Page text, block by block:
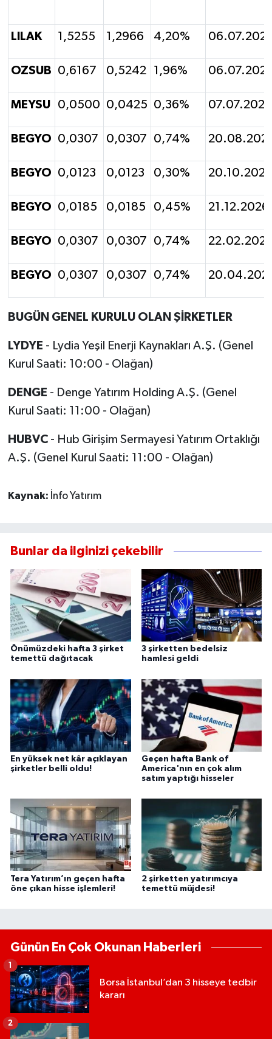
LILAK 1,5255 1,2966 4,20%
OZSUB 0,6167 0,5242 1,96%
MEYSU 0,0500 0,0425 0,36% 07.07.2026
BEGYO 0,0307 0,0307 0,74%
BEGYO 0,0123 0,0123 0,30% 20.10.2026
BEGYO 0,0185 0,0185 0,45% 21.12.2026
BEGYO 0,0307 0,0307 0,74%
BEGYO 0,0307 0,0307 0,74%
BUGÜN GENEL KURULU OLAN ŞİRKETLER
LYDYE - Lydia Yeşil Enerji Kaynakları A.Ş. (Genel
Kurul Saati: 10:00 - Olağan)
DENGE - Denge Yatırım Holding A.Ş. (Genel
Kurul Saati: 11:00 - Olağan)
HUBVC - Hub Girişim Sermayesi Yatırım Ortaklığı
A.Ş. (Genel Kurul Saati: 11:00 - Olağan)
Kaynak: İnfo Yatırım
Bunlar da ilginizi çekebilir
Önümüzdeki hafta 3 şirket
temettü dağıtacak
3 şirketten bedelsiz
hamlesi geldi
En yüksek net kâr açıklayan
şirketler belli oldu!
Geçen hafta Bank of
America'nın en çok alım
satım yaptığı hisseler
Tera Yatırım’ın geçen hafta
öne çıkan hisse işlemleri!
2 şirketten yatırımcıya
temettü müjdesi!
Günün En Çok Okunan Haberleri
Borsa İstanbul’dan 3 hisseye tedbir
kararı
1
2